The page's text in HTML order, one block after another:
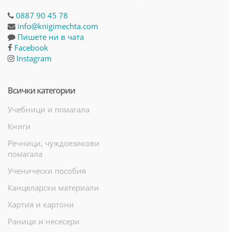
0887 90 45 78
info@knigimechta.com
Пишете ни в чата
Facebook
Instagram
Всички категории
Учебници и помагала
Книги
Речници, чуждоезикови
помагала
Ученически пособия
Канцеларски материали
Хартия и картони
Раници и несесери